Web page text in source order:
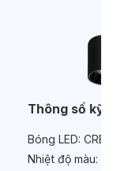
Thông số kỹ
Bóng LED:
Nhiệt độ màu: